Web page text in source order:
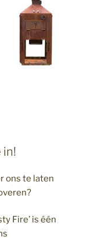
in!
ons te laten
Fire’ is één